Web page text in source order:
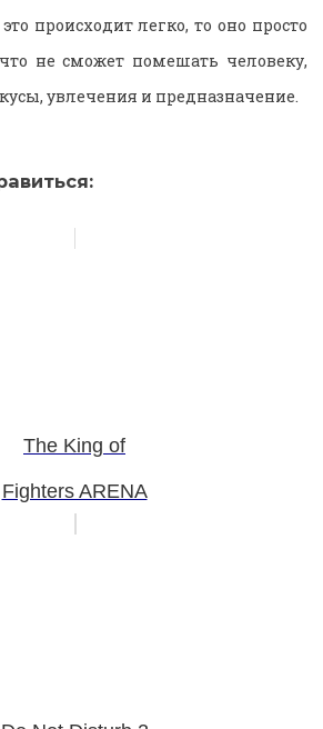
происходит легко, то оно просто
не сможет помешать человеку,
увлечения и предназначение.
The King of
Fighters ARENA